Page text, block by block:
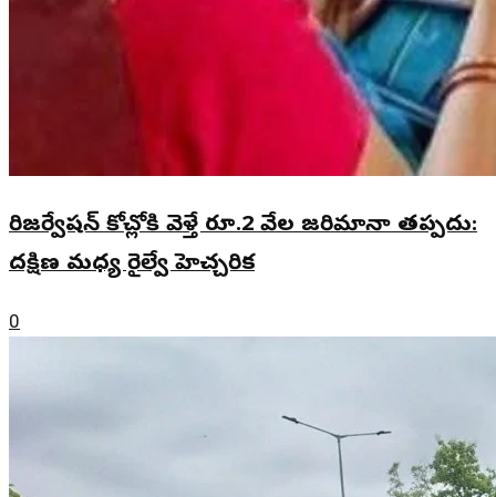
రిజర్వేషన్ కోచ్లోకి వెళ్తే రూ.2 వేల జరిమానా తప్పదు:
దక్షిణ మధ్య రైల్వే హెచ్చరిక
0